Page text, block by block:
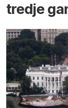
tredje